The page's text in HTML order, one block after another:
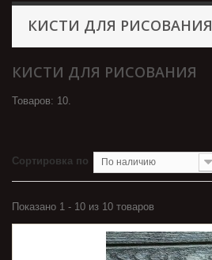
КИСТИ ДЛЯ РИСОВАНИЯ
КИСТИ ДЛЯ РИСОВАНИЯ
Товаров: 10.
Сортировка по По наличию
Показано 1 - 10 из 10 товаров